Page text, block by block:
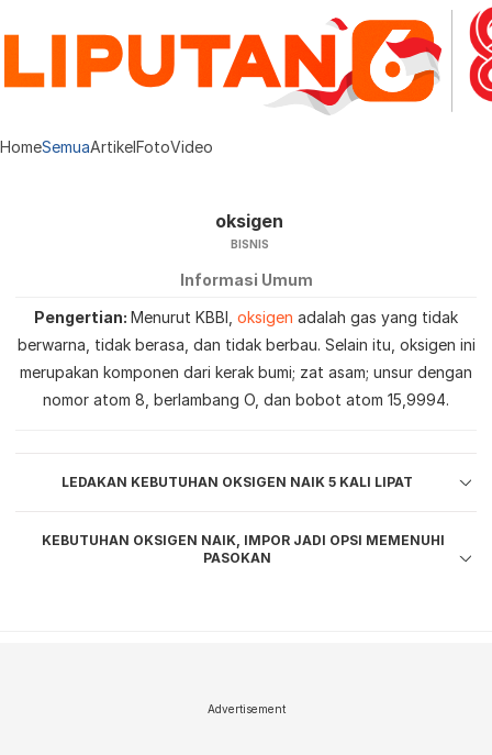
HomeSemuaArtikelFotoVideo
oksigen
BISNIS
Informasi Umum
Pengertian Menurut KBBI, oksigen adalah gas yang tidak
berwarna, tidak berasa, dan tidak berbau. Selain itu, oksigen ini
merupakan komponen dari kerak bumi; zat asam; unsur dengan
nomor atom 8, berlambang O, dan bobot atom 15,9994.
LEDAKAN KEBUTUHAN OKSIGEN NAIK 5 KALI LIPAT
KEBUTUHAN OKSIGEN NAIK, IMPOR JADI OPSI MEMENUHI
PASOKAN
Advertisement